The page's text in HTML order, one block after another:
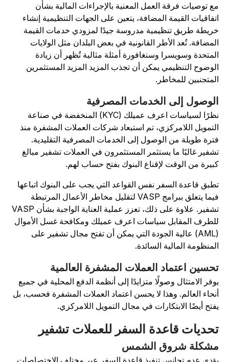
توصيات فرقة العمل المعنية بالإجراءات المالية بشأن
القيمة المضافة، يتعين على الجهات التنظيمية إنشاء
طريق تنظيمية مدروسة جيدًا لمزودي خدمات القيمة
تُعد الأطر القانونية في بعض البلدان مثل الولايات
وسويسرا وسنغافورة أمثلة مثالية تُظهر أن زيادة
التنظيمي يمكن أن تجذب المزيد المزيد المستثمرين
للمخاطر.
إلى الخدمات المصرفية
نظرًا لسياسات اعرف عميلك (KYC) المنخفضة في صناعة
اللامركزي، تم استبعاد شركات العملات المشفرة منذ
طويلة من الوصول إلى الخدمات المصرفية التقليدية.
غالبًا ما يستثمر المستثمرون في العملات تشفير مبالغ
من الوقت لإقناع البنوك بفتح حساب لهم.
قاعدة السفر نفس القواعد التي يجب على البنوك اتباعها
فيما يتعلق ببرامج VASP لتقليل مخاطر الأعمال المرتبطة
تشفير. علاوة على ذلك، تعزز عملية العناية الواجبة بشأن VASP
المقابل سياسات اعرف عميلك ومكافحة غسل الأموال
(AML) عالية الجودة التي يمكن أن تفتح مجال تشفير على
المالية السائدة.
اعتماد العملات المشفرة العالمية
الامتثال وصولًا متزايدًا إلى أنظمة الدفع المحلية في جميع
العالم. وهذا لا يحسن اعتماد العملات المشفرة فحسب، بل
أيضًا الابتكارات في مجال التمويل اللامركزي.
قاعدة السفر للعملات تشفير
شروق الشمس
عدم تجانس تنفيذ قاعدة السفر عبر مختلف الاختصاصات